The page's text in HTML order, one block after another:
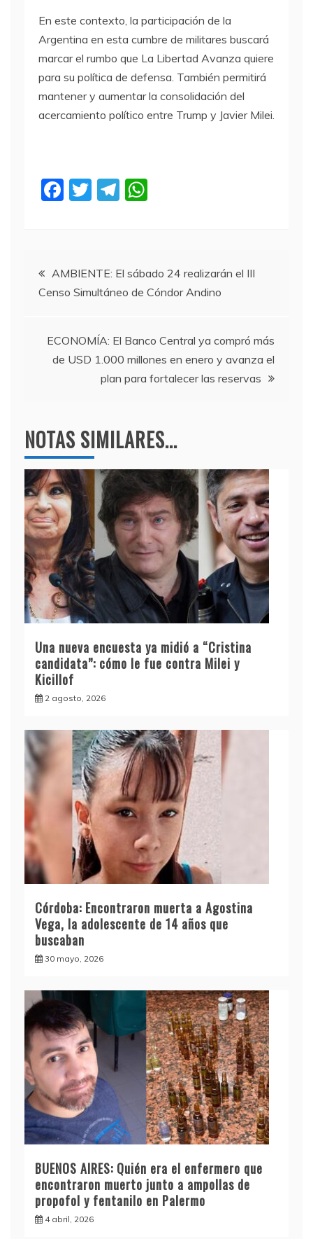
En este contexto, la participación de la
Argentina en esta cumbre de militares buscará
marcar el rumbo que La Libertad Avanza quiere
para su política de defensa. También permitirá
mantener y aumentar la consolidación del
acercamiento político entre Trump y Javier Milei.
F
b
o
k
T
T
a
m
A
p
Navegación
de
entradas
AMBIENTE: El sábado 24 realizarán el III
Censo Simultáneo de Cóndor Andino
ECONOMÍA: El Banco Central ya compró más
de USD 1.000 millones en enero y avanza el
plan para fortalecer las reservas
NOTAS SIMILARES...
Una nueva encuesta ya midió a “Cristina
candidata”: cómo le fue contra Milei y
Kicillof
2 agosto, 2026
Córdoba: Encontraron muerta a Agostina
Vega, la adolescente de 14 años que
buscaban
30 mayo, 2026
BUENOS AIRES: Quién era el enfermero que
encontraron muerto junto a ampollas de
propofol y fentanilo en Palermo
4 abril, 2026